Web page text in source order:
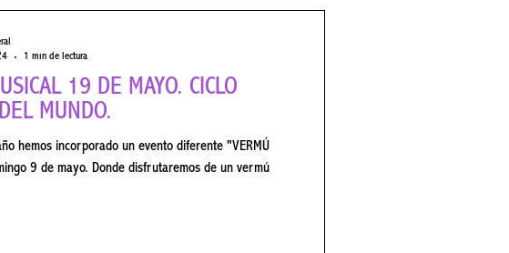
19 DE MAYO. CICLO
MUNDO.
hemos incorporado un evento diferente "VERMÚ
9 de mayo. Donde disfrutaremos de un vermú
1 min de lectura